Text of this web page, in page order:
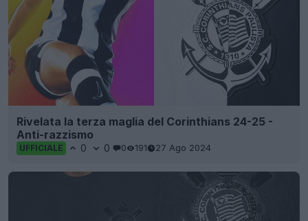
Rivelata la terza maglia del Corinthians 24-25 -
Anti-razzismo
UFFICIALE 0 0 0 191 27 Ago 2024